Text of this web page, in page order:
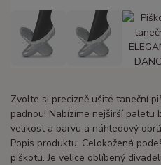
Zvolte si precizně ušité taneční
padnou! Nabízíme nejširší paletu
velikost a barvu a náhledový
Popis produktu: Celokožená
piškotu. Je velice oblíbený